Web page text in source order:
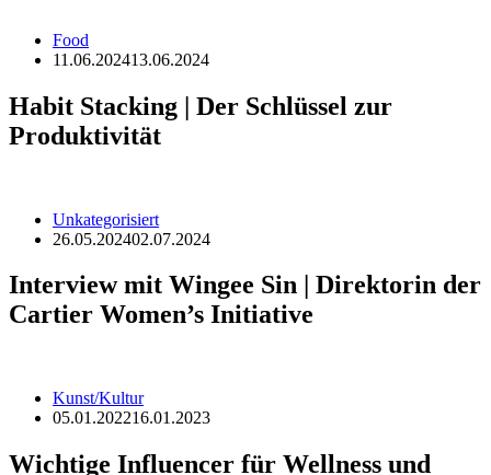
Food
11.06.202413.06.2024
Habit Stacking | Der Schlüssel zur
Produktivität
Unkategorisiert
26.05.202402.07.2024
Interview mit Wingee Sin | Direktorin der
Cartier Women’s Initiative
Kunst/Kultur
05.01.202216.01.2023
Wichtige Influencer für Wellness und